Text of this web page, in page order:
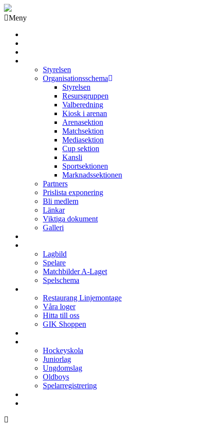
Meny
Styrelsen
Organisationsschema
Styrelsen
Resursgruppen
Valberedning
Kiosk i arenan
Arenasektion
Matchsektion
Mediasektion
Cup sektion
Kansli
Sportsektionen
Marknadssektionen
Partners
Prislista exponering
Bli medlem
Länkar
Viktiga dokument
Galleri
Lagbild
Spelare
Matchbilder A-Laget
Spelschema
Restaurang Linjemontage
Våra loger
Hitta till oss
GIK Shoppen
Hockeyskola
Juniorlag
Ungdomslag
Oldboys
Spelarregistrering